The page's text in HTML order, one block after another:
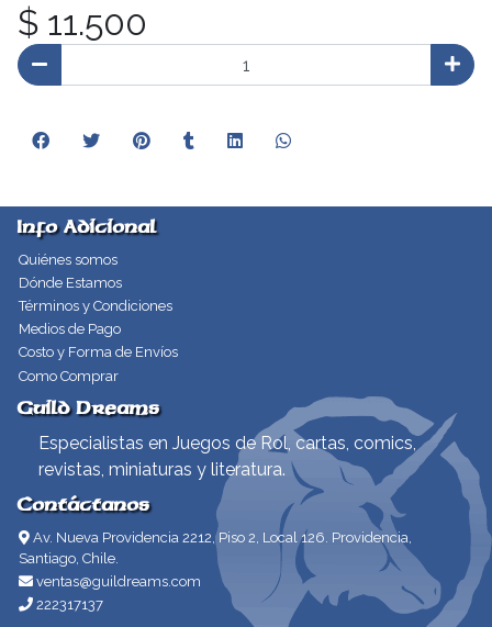
$ 11.500
Info Adicional
Quiénes somos
Dónde Estamos
Términos y Condiciones
Medios de Pago
Costo y Forma de Envíos
Como Comprar
Guild Dreams
Especialistas en Juegos de Rol, cartas, comics,
revistas, miniaturas y literatura.
Contáctanos
Av. Nueva Providencia 2212, Piso 2, Local 126. Providencia,
Santiago, Chile.
ventas@guildreams.com
222317137